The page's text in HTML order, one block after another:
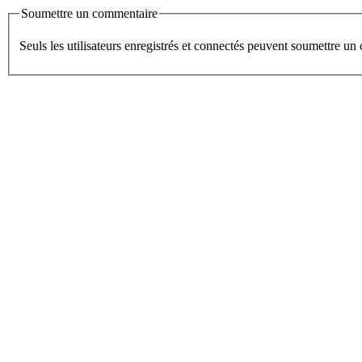
Soumettre un commentaire
Seuls les utilisateurs enregistrés et connectés peuvent soumettre un